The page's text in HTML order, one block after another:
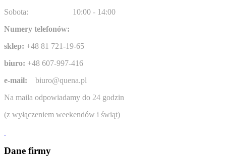
Sobota:
10:00 - 14:00
Numery telefonów:
sklep: +48 81 721-19-65
biuro: +48 607-997-416
e-mail: biuro@quena.pl
Na maila odpowiadamy do 24 godzin
(z wyłączeniem weekendów i świąt)
Dane firmy